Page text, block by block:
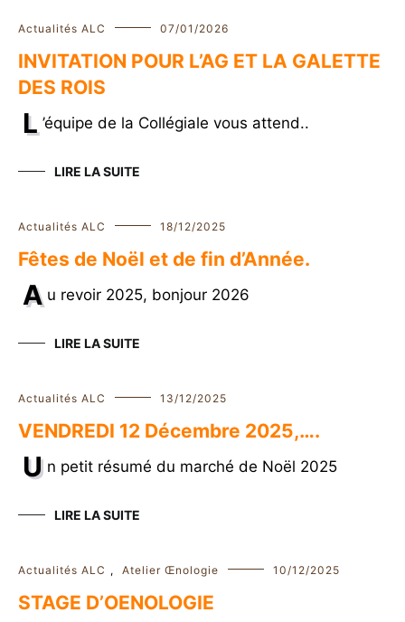
Actualités ALC 07/01/2026
INVITATION POUR L’AG ET LA GALETTE
DES ROIS
L ’équipe de la Collégiale vous attend..
LIRE LA SUITE
Actualités ALC 18/12/2025
Fêtes de Noël et de fin d’Année.
A u revoir 2025, bonjour 2026
LIRE LA SUITE
Actualités ALC 13/12/2025
VENDREDI 12 Décembre 2025,….
U n petit résumé du marché de Noël 2025
LIRE LA SUITE
Actualités ALC , Atelier Œnologie 10/12/2025
STAGE D’OENOLOGIE